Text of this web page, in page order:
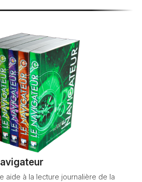
aide à la lecture journalière de la